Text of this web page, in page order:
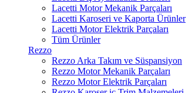
Lacetti Motor Mekanik Parçaları
Lacetti Karoseri ve Kaporta Ürünler
Lacetti Motor Elektrik Parçaları
Tüm Ürünler
Rezzo
Rezzo Arka Takım ve Süspansiyon
Rezzo Motor Mekanik Parçaları
Rezzo Motor Elektrik Parçaları